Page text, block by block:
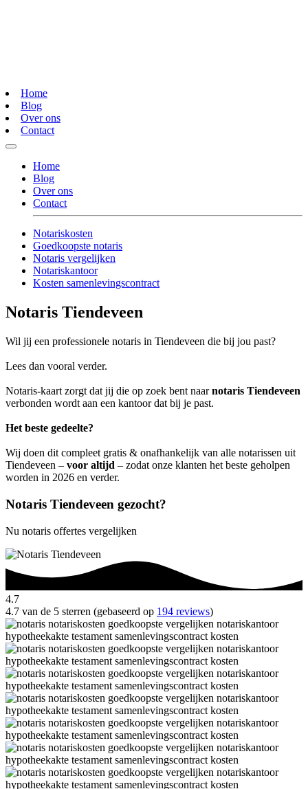
Home
Blog
Over ons
Contact
Home
Blog
Over ons
Contact
Notariskosten
Goedkoopste notaris
Notaris vergelijken
Notariskantoor
Kosten samenlevingscontract
Notaris Tiendeveen
Wil jij een professionele notaris in Tiendeveen die bij jou past?
Lees dan vooral verder.
Notaris-kaart zorgt dat jij die op zoek bent naarnotaris Tiendeveen
verbonden wordt aan een kantoor dat bij je past.
Het beste gedeelte?
Wij doen dit compleet gratis & onafhankelijk van alle notarissen uit
Tiendeveen – voor altijd – zodat onze klanten het beste geholpen
worden in 2026 en verder.
Notaris Tiendeveen gezocht?
Nu notaris offertes vergelijken
4.7
4.7 van de 5 sterren (gebaseerd op 194 reviews)